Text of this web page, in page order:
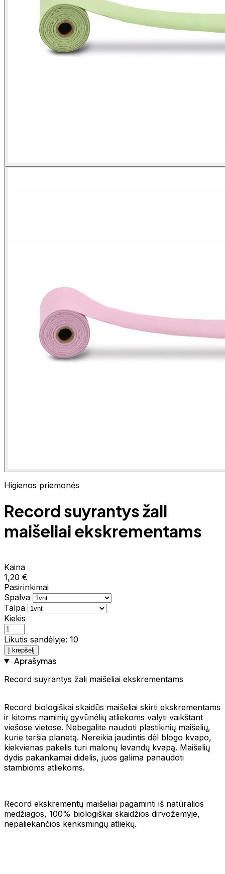
Higienos priemonės
Record suyrantys žali
maišeliai ekskrementams
Kaina
1,20 €
Pasirinkimai
Spalva
Talpa
Kiekis
Likutis sandėlyje: 10
Į krepšelį
Aprašymas
Record suyrantys žali maišeliai ekskrementams
Record biologiškai skaidūs maišeliai skirti ekskrementams
ir kitoms naminių gyvūnėlių atliekoms valyti vaikštant
viešose vietose. Nebegalite naudoti plastikinių maišelių,
kurie teršia planetą. Nereikia jaudintis dėl blogo kvapo,
kiekvienas pakelis turi malonų levandų kvapą. Maišelių
dydis pakankamai didelis, juos galima panaudoti
stambioms atliekoms.
Record ekskrementų maišeliai pagaminti iš natūralios
medžiagos, 100% biologiškai skaidžios dirvožemyje,
nepaliekančios kenksmingų atliekų.